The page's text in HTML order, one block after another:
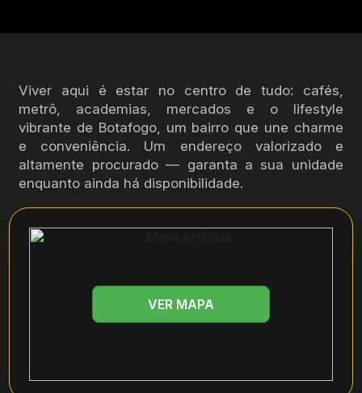
Viver aqui é estar no centro de tudo: cafés,
metrô, academias, mercados e o lifestyle
vibrante de Botafogo, um bairro que une charme
e conveniência. Um endereço valorizado e
altamente procurado — garanta a sua unidade
enquanto ainda há disponibilidade.
VER MAPA